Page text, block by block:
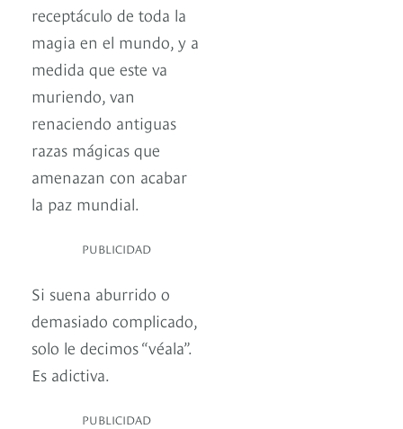
receptáculo de toda la
magia en el mundo, y a
medida que este va
muriendo, van
renaciendo antiguas
razas mágicas que
amenazan con acabar
la paz mundial.
PUBLICIDAD
Si suena aburrido o
demasiado complicado,
solo le decimos “véala”.
Es adictiva.
PUBLICIDAD